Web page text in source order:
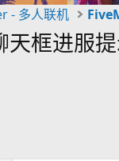
- 多人联机
天框进服